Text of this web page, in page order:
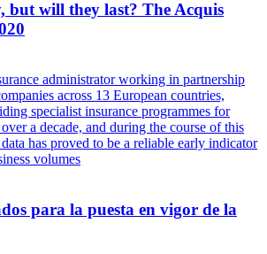
but will they last? The Acquis
administrator working in partnership
across 13 European countries,
specialist insurance programmes for
a decade, and during the course of this
has proved to be a reliable early indicator
volumes
para la puesta en vigor de la